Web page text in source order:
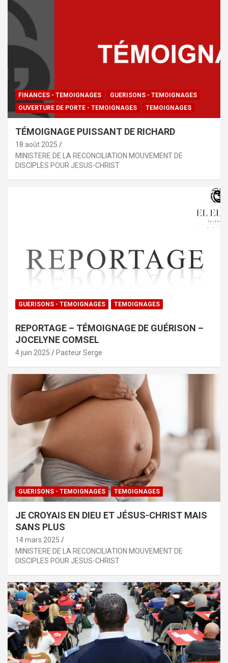
FINANCES - TEMOIGNAGES
GUERISONS - TEMOIGNAGES
OUVERTURE DE PORTE - TEMOIGNAGES
TEMOIGNAGES
TÉMOIGNAGE PUISSANT DE RICHARD
18 août 2025
MINISTERE DE LA RECONCILIATION MOUVEMENT DE
DISCIPLES POUR JESUS-CHRIST
GUERISONS - TEMOIGNAGES TEMOIGNAGES
REPORTAGE – TÉMOIGNAGE DE GUÉRISON –
JOCELYNE COMSEL
4 juin 2025 Pasteur Serge
GUERISONS - TEMOIGNAGES TEMOIGNAGES
JE CROYAIS EN DIEU ET JÉSUS-CHRIST MAIS
SANS PLUS
14 mars 2025
MINISTERE DE LA RECONCILIATION MOUVEMENT DE
DISCIPLES POUR JESUS-CHRIST